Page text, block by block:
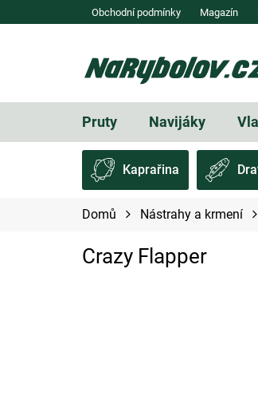
na
Obchodní podmínky Magazín
Pruty Navijáky
Kaprařina
Domů Nástrahy a krmení
Crazy Flapper